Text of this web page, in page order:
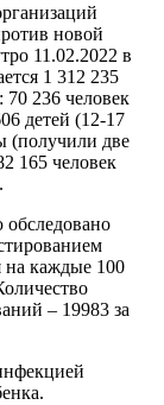
новой
11.02.2022 в
1 312 235
70 236 человек
детей (12-17
(получили две
165 человек
на каждые 100
– 19983 за